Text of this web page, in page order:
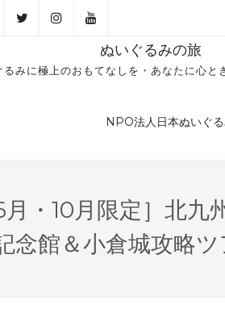
ぬいぐるみの旅
るみに極上のおもてなしを・あなたに心と
NPO法人日本ぬいぐ
6月・10月限定］北
念館＆小倉城攻略ツ